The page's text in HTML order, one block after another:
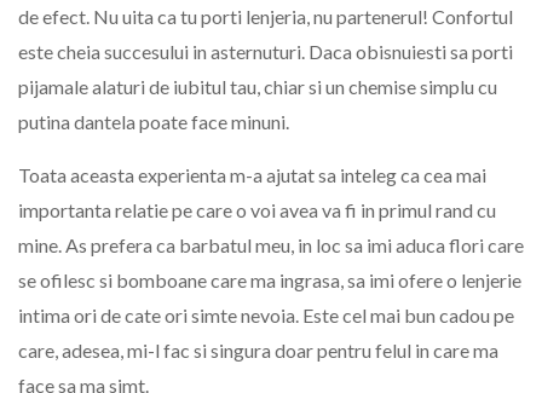
de efect. Nu uita ca tu porti lenjeria, nu partenerul! Confortul
este cheia succesului in asternuturi. Daca obisnuiesti sa porti
pijamale alaturi de iubitul tau, chiar si un chemise simplu cu
putina dantela poate face minuni.
Toata aceasta experienta m-a ajutat sa inteleg ca cea mai
importanta relatie pe care o voi avea va fi in primul rand cu
mine. As prefera ca barbatul meu, in loc sa imi aduca flori care
se ofilesc si bomboane care ma ingrasa, sa imi ofere o lenjerie
intima ori de cate ori simte nevoia. Este cel mai bun cadou pe
care, adesea, mi-l fac si singura doar pentru felul in care ma
face sa ma simt.